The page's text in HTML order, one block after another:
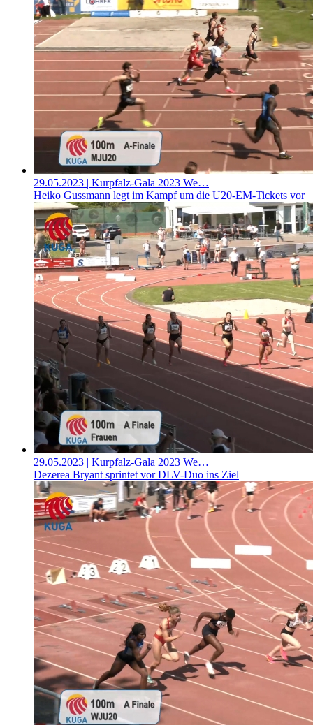
29.05.2023 | Kurpfalz-Gala 2023 We…
Heiko Gussmann legt im Kampf um die U20-EM-Tickets vor
29.05.2023 | Kurpfalz-Gala 2023 We…
Dezerea Bryant sprintet vor DLV-Duo ins Ziel